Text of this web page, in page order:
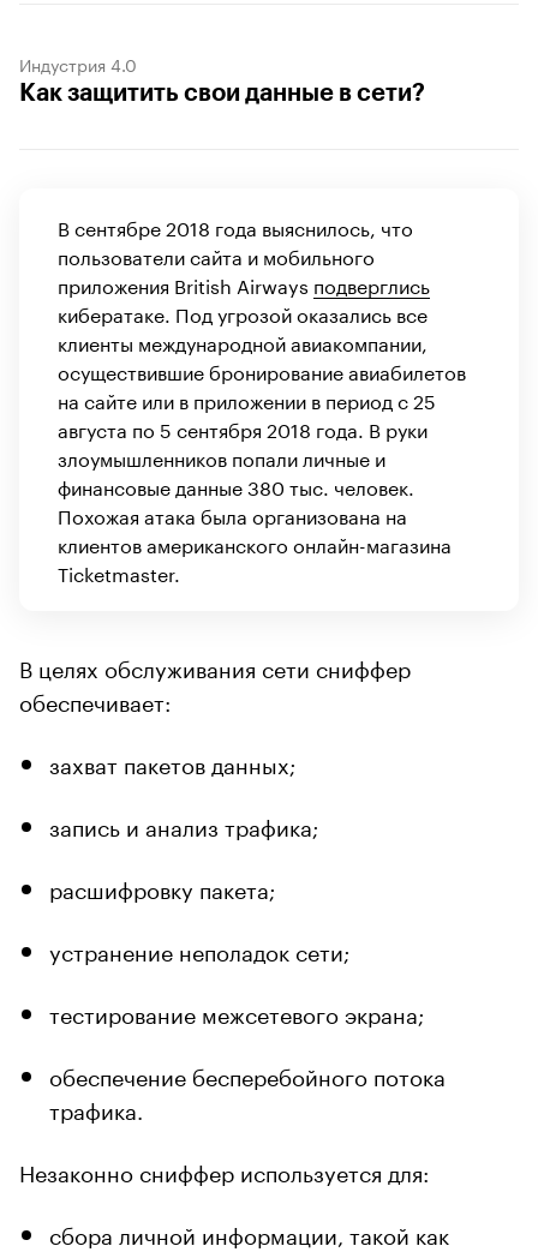
Индустрия 4.0
Как защитить свои данные в сети?
В сентябре 2018 года выяснилось, что
пользователи сайта и мобильного
приложения British Airways подверглись
кибератаке. Под угрозой оказались все
клиенты международной авиакомпании,
осуществившие бронирование авиабилетов
на сайте или в приложении в период с 25
августа по 5 сентября 2018 года. В руки
злоумышленников попали личные и
финансовые данные 380 тыс. человек.
Похожая атака была организована на
клиентов американского онлайн-магазина
Ticketmaster.
В целях обслуживания сети сниффер
обеспечивает:
захват пакетов данных;
запись и анализ трафика;
расшифровку пакета;
устранение неполадок сети;
тестирование межсетевого экрана;
обеспечение бесперебойного потока
трафика.
Незаконно сниффер используется для:
сбора личной информации, такой как